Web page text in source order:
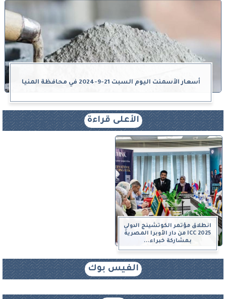
أسعار الأسمنت اليوم السبت 21-9-2024 في محافظة المنيا
الأعلى قراءة
انطلاق مؤتمر الكوتشينج الدولي
ICC 2025 من دار الأوبرا المصرية
بمشاركة خبراء...
الفيس بوك